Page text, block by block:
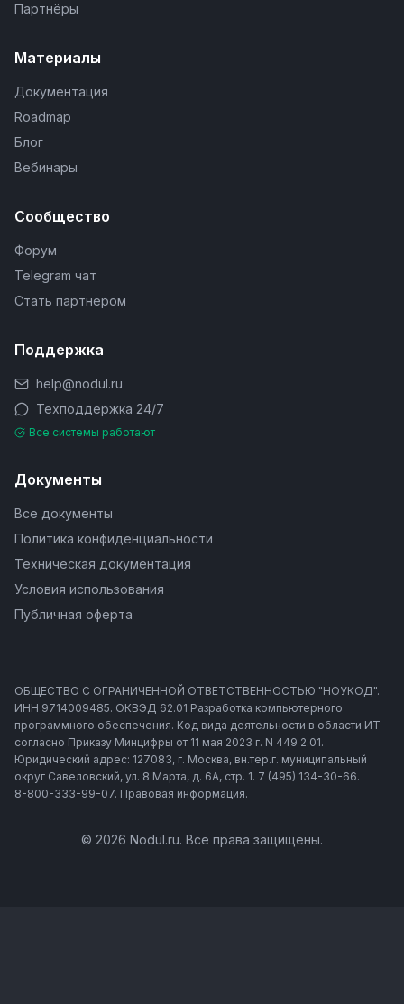
Партнёры
Материалы
Документация
Roadmap
Блог
Вебинары
Сообщество
Форум
Telegram чат
Стать партнером
Поддержка
help@nodul.ru
Техподдержка 24/7
Все системы работают
Документы
Все документы
Политика конфиденциальности
Техническая документация
Условия использования
Публичная оферта
ОБЩЕСТВО С ОГРАНИЧЕННОЙ ОТВЕТСТВЕННОСТЬЮ "НОУКОД".
ИНН 9714009485. ОКВЭД 62.01 Разработка компьютерного
программного обеспечения. Код вида деятельности в области ИТ
согласно Приказу Минцифры от 11 мая 2023 г. N 449 2.01.
Юридический адрес: 127083, г. Москва, вн.тер.г. муниципальный
округ Савеловский, ул. 8 Марта, д. 6А, стр. 1. 7 (495) 134-30-66.
8-800-333-99-07. Правовая информация.
© 2026 Nodul.ru. Все права защищены.